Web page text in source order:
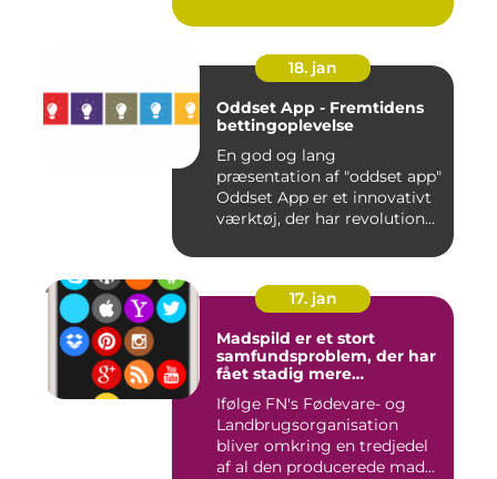
18. jan
Oddset App - Fremtidens
bettingoplevelse
En god og lang
præsentation af "oddset app"
Oddset App er et innovativt
værktøj, der har revolution...
17. jan
Madspild er et stort
samfundsproblem, der har
fået stadig mere
seneste år
Ifølge FN's Fødevare- og
Landbrugsorganisation
bliver omkring en tredjedel
af al den producerede mad...